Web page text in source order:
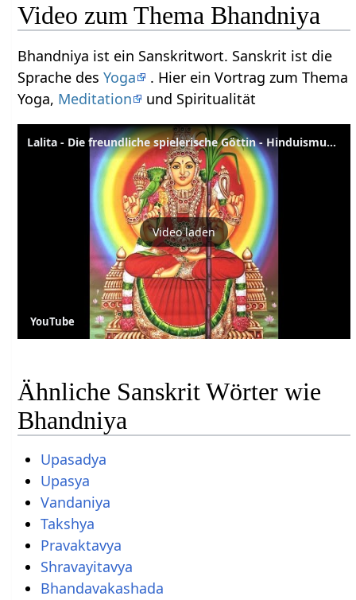
Video zum Thema Bhandniya
Bhandniya ist ein Sanskritwort. Sanskrit ist die
Sprache desYoga
. Hier ein Vortrag zum Thema
Yoga, Meditation und Spiritualität
Lalita - Die freundliche spielerische Göttin - Hinduismus Lexikon
Video laden
YouTube
Ähnliche Sanskrit Wörter wie
Bhandniya
Upasadya
Upasya
Vandaniya
Takshya
Pravaktavya
Shravayitavya
Bhandavakashada